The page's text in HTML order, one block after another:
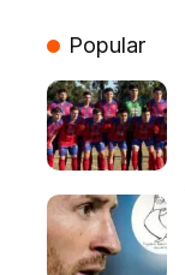
Popular